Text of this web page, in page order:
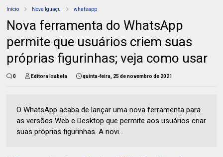
Início Nova Iguaçu whatsapp
Nova ferramenta do WhatsApp
permite que usuários criem suas
próprias figurinhas; veja como usar
0 Editora Isabela quinta-feira, 25 de novembro de 2021
O WhatsApp acaba de lançar uma nova ferramenta para
as versões Web e Desktop que permite aos usuários criar
suas próprias figurinhas. A novi...